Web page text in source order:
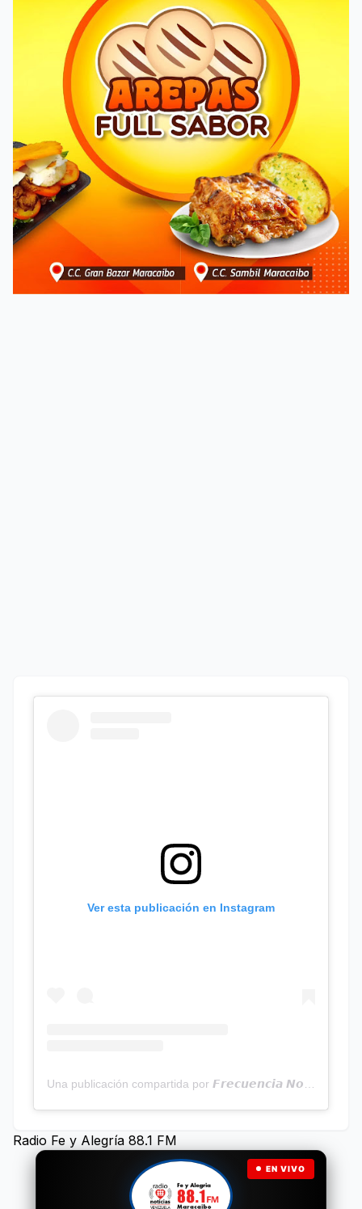
Ver esta publicación en Instagram
Radio Fe y Alegría 88.1 FM
EN VIVO